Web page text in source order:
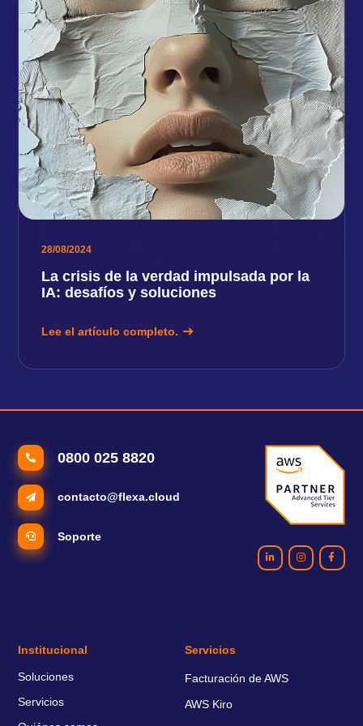
28/08/2024
La crisis de la verdad impulsada por la
IA: desafíos y soluciones
Lee el artículo completo.
0800 025 8820
contacto@flexa.cloud
Soporte
Institucional
Soluciones
Servicios
Servicios
Facturación de AWS
AWS Kiro